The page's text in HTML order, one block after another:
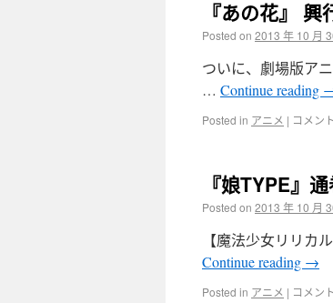
『あの花』 興
Posted on 2013 年 10 月
ついに、劇場版ア
… Continue reading
Posted in アニメ | コメン
『娘TYPE』
Posted on 2013 年 10 月
【魔法少女リリカ
Continue reading →
Posted in アニメ | コメン